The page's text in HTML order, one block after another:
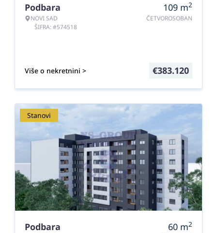
Podbara
NOVI SAD
ŠIFRA: #574518
109 m2
ČETVOROSOBAN
Više o nekretnini > €383.120
Stanovi
Podbara 60 m2